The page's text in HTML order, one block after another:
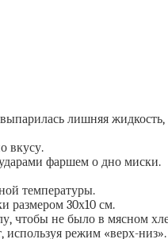
лишняя жидкость,
вкусу.
фаршем о дно миски.
температуры.
размером 30х10 см.
чтобы не было в мясном
используя режим «верх-низ».